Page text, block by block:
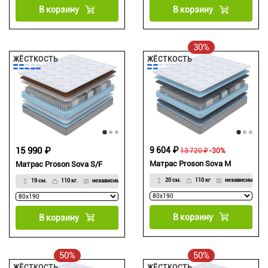
В корзину В корзину
ЖЁСТКОСТЬ
Матрас Proson Sova S/F
19 см. 110 кг. независимый
15 990 ₽
В корзину
30%
ЖЁСТКОСТЬ
Матрас Proson Sova M
20 см. 110 кг независимый
13 720 ₽
9 604 ₽ -30%
В корзину
50% 50%